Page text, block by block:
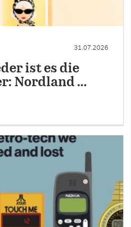
31.07.2026
ist es die
Nordland …